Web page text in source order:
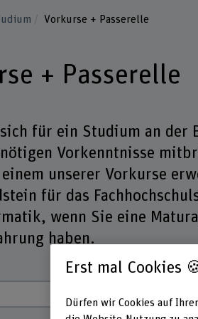
Vorkurse + Passerelle
+ Passerelle
für ein Studium an der
Vorkenntnisse
unserer Vorkurse
für das
wenn Sie eine
haben.
Erst mal Cookies
Dürfen wir Cookies auf